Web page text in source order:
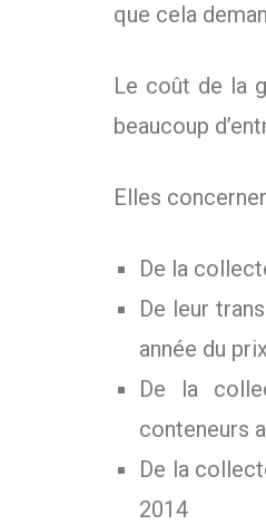
que cela
Le coût de la
beaucoup
Elles
De la
De leur
année du
De la
conteneurs
De la
2014